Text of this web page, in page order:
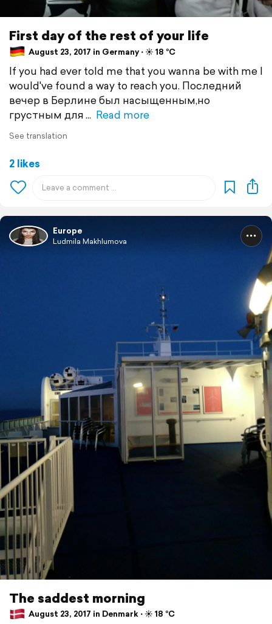
First day of the rest of your life
August 23, 2017 in Germany ⋅ ☀️ 18 °C
If you had ever told me that you wanna be with me I
would've found a way to reach you. Последний
вечер в Берлине был насыщенным,но
грустным для
Read more
See translation
2 likes
Europe
Ludmila Makhlumova
The saddest morning
August 23, 2017 in Denmark ⋅ ☀️ 18 °C